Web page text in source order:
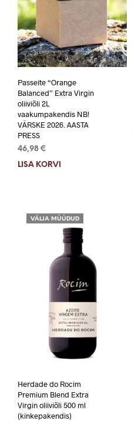
Passeite “Orange
Balanced” Extra Virgin
oliiviõli 2L
vaakumpakendis NB!
VÄRSKE 2026. AASTA
PRESS
46,98 €
LISA KORVI
VÄLJA MÜÜDUD
Herdade do Rocim
Premium Blend Extra
Virgin oliiviõli 500 ml
(kinkepakendis)